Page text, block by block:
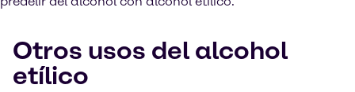
Otros usos del alcohol
etílico